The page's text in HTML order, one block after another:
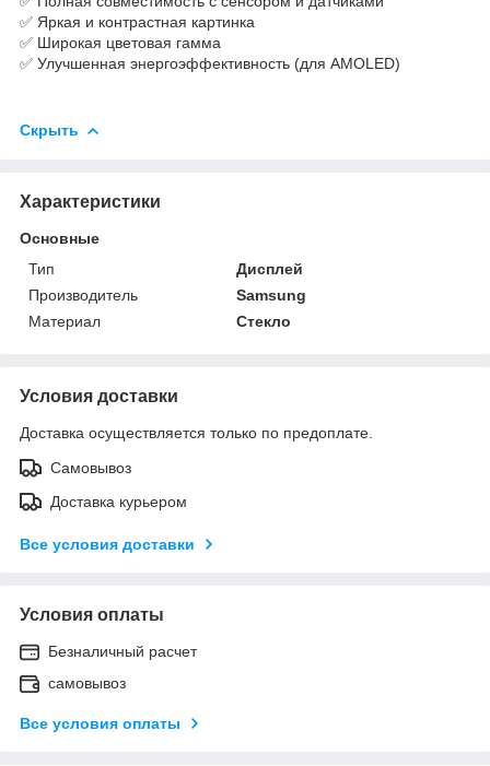
✅ Яркая и контрастная картинка
✅ Широкая цветовая гамма
✅ Улучшенная энергоэффективность (для AMOLED)
Скрыть
Характеристики
Основные
Тип
Дисплей
Производитель
Samsung
Материал
Стекло
Условия доставки
Доставка осуществляется только по предоплате.
Самовывоз
Доставка курьером
Все условия доставки
Условия оплаты
Безналичный расчет
самовывоз
Все условия оплаты